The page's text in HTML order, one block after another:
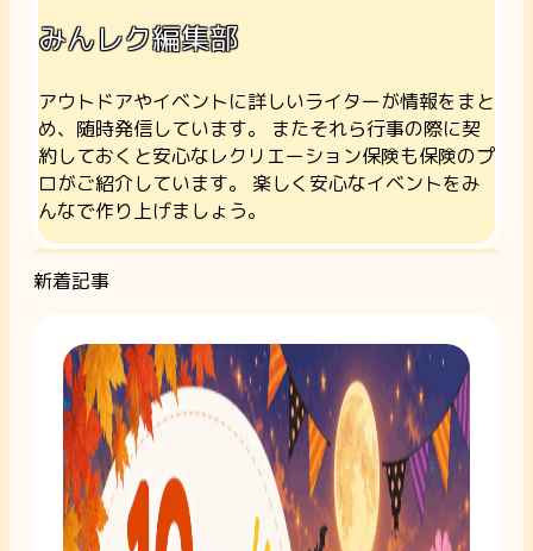
みんレク編集部
アウトドアやイベントに詳しいライターが情報をまと
め、随時発信しています。 またそれら行事の際に契
約しておくと安心なレクリエーション保険も保険のプ
ロがご紹介しています。 楽しく安心なイベントをみ
んなで作り上げましょう。
新着記事